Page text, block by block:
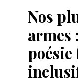
Nos
armes